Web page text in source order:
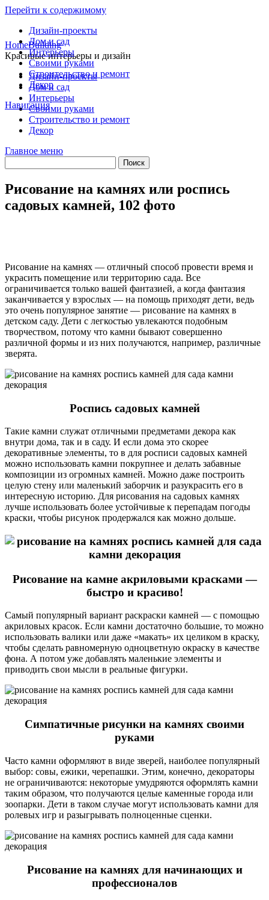
Перейти к содержимому
Дизайн-проекты
Дом и сад
Интерьеры
Своими руками
Строительство и ремонт
Декор
Навигация
HomeBuilding
Красивые интерьеры и дизайн
Дизайн-проекты
Дом и сад
Интерьеры
Своими руками
Строительство и ремонт
Декор
Главное меню
Рисование на камнях или роспись
садовых камней, 102 фото
Рисование на камнях — отличный способ провести время и
украсить помещение или территорию сада. Все
ограничивается только вашей фантазией, а когда фантазия
заканчивается у взрослых — на помощь приходят дети, ведь
это очень популярное занятие — рисование на камнях в
детском саду. Дети с легкостью увлекаются подобным
творчеством, потому что камни бывают совершенно
различной формы и из них получаются, например, различные
зверята.
Роспись садовых камней
Такие камни служат отличными предметами декора как
внутри дома, так и в саду. И если дома это скорее
декоративные элементы, то в для росписи садовых камней
можно использовать камни покрупнее и делать забавные
композиции из огромных камней. Можно даже построить
целую стену или маленький заборчик и разукрасить его в
интересную историю. Для рисования на садовых камнях
лучше использовать более устойчивые к перепадам погоды
краски, чтобы рисунок продержался как можно дольше.
Рисование на камне акриловыми красками —
быстро и красиво!
Самый популярный вариант раскраски камней — с помощью
акриловых красок. Если камни достаточно большие, то можно
использовать валики или даже «макать» их целиком в краску,
чтобы сделать равномерную одноцветную окраску в качестве
фона. А потом уже добавлять маленькие элементы и
приводить свои мысли в реальные фигурки.
Симпатичные рисунки на камнях своими
руками
Часто камни оформляют в виде зверей, наиболее популярный
выбор: совы, ежики, черепашки. Этим, конечно, декораторы
не ограничиваются: некоторые умудряются оформлять камни
таким образом, что получаются целые каменные города или
зоопарки. Дети в таком случае могут использовать камни для
ролевых игр и разыгрывать полноценные сценки.
Рисование на камнях для начинающих и
профессионалов